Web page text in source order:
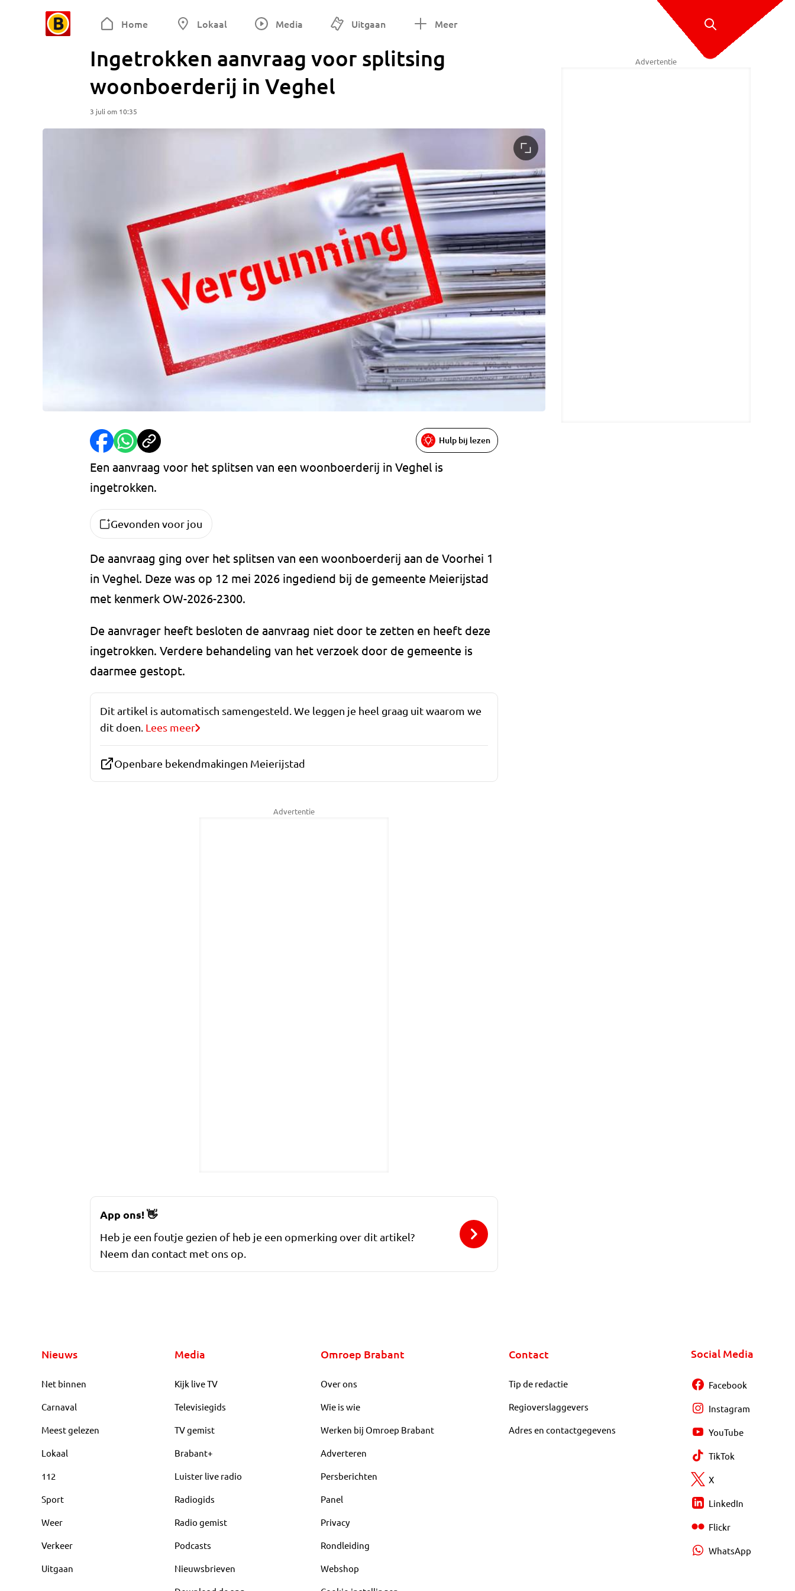
Home Lokaal Media Uitgaan Meer
Ingetrokken aanvraag voor splitsing
woonboerderij in Veghel
3 juli om 10:35
Hulp bij lezen
Een aanvraag voor het splitsen van een woonboerderij in Veghel is
ingetrokken.
Gevonden voor jou
De aanvraag ging over het splitsen van een woonboerderij aan de Voorhei 1
in Veghel. Deze was op 12 mei 2026 ingediend bij de gemeente Meierijstad
met kenmerk OW-2026-2300.
De aanvrager heeft besloten de aanvraag niet door te zetten en heeft deze
ingetrokken. Verdere behandeling van het verzoek door de gemeente is
daarmee gestopt.
Dit artikel is automatisch samengesteld. We leggen je heel graag uit waarom we
dit doen. Lees meer
Openbare bekendmakingen Meierijstad
Advertentie
Advertentie
App ons!👋
Heb je een foutje gezien of heb je een opmerking over dit artikel?
Neem dan contact met ons op.
Nieuws
Net binnen
Carnaval
Meest gelezen
Lokaal
112
Sport
Weer
Verkeer
Uitgaan
Media
Kijk live TV
Televisiegids
TV gemist
Brabant+
Luister live radio
Radiogids
Radio gemist
Podcasts
Nieuwsbrieven
Omroep Brabant
Over ons
Wie is wie
Werken bij Omroep Brabant
Adverteren
Persberichten
Panel
Privacy
Rondleiding
Webshop
Contact
Tip de redactie
Regioverslaggevers
Adres en contactgegevens
Social Media
Facebook
Instagram
YouTube
TikTok
X
LinkedIn
Flickr
WhatsApp